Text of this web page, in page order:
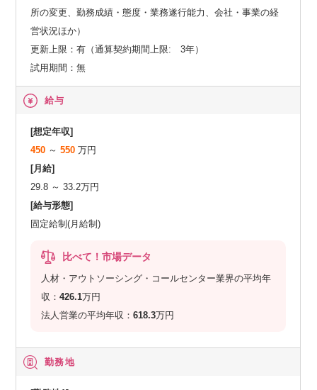
所の変更、勤務成績・態度・業務遂行能力、会社・事業の経
営状況ほか）
更新上限：有（通算契約期間上限: 3年）
試用期間：無
給与
[想定年収]
450 ～550 万円
[月給]
29.8 ～ 33.2万円
[給与形態]
固定給制(月給制)
比べて！市場データ
人材・アウトソーシング・コールセンター業界の平均年
収：426.1万円
法人営業の平均年収：618.3万円
勤務地